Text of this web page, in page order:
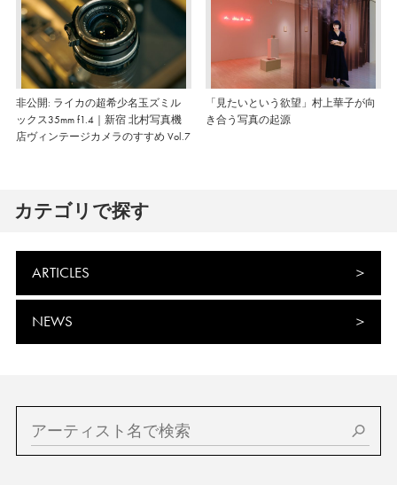
非公開: ライカの超希少名玉ズミル
ックス35mm f1.4｜新宿 北村写真機
店ヴィンテージカメラのすすめ Vol.7
「見たいという欲望」村上華子が向
き合う写真の起源
カテゴリで探す
ARTICLES
NEWS